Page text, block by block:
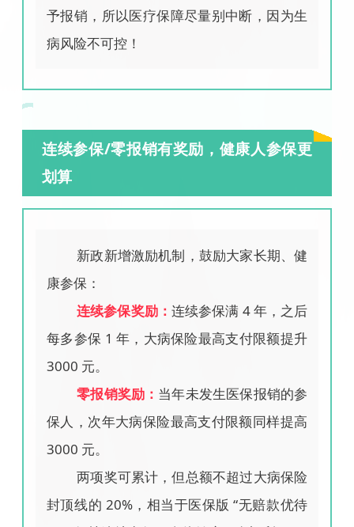
予报销，所以医疗保障尽量别中断，因为生
病风险不可控！
连续参保/零报销有奖励，健康人参保更
划算
新政新增激励机制，鼓励大家长期、健
康参保：
连续参保奖励： 连续参保满 4 年，之后
每多参保 1 年，大病保险最高支付限额提升
3000 元。
零报销奖励： 当年未发生医保报销的参
保人，次年大病保险最高支付限额同样提高
3000 元。
两项奖可累计，但总额不超过大病保险
封顶线的 20%，相当于医保版 “无赔款优待